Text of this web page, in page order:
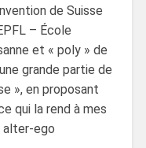
de Suisse
– École
et « poly » de
grande partie de
», en proposant
qui la rend à mes
alter-ego